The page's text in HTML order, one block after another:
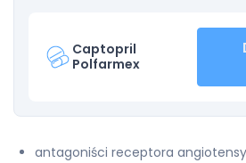
Captopril
Polfarmex
antagoniści receptora